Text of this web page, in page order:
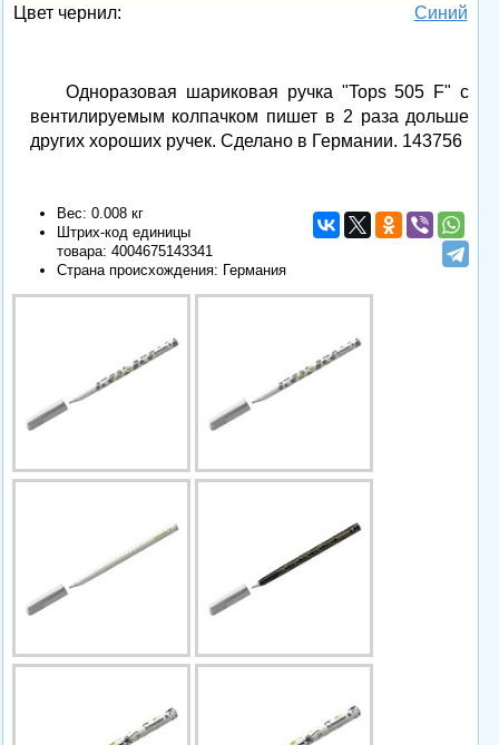
Цвет чернил:
Синий
Одноразовая шариковая ручка "Tops 505 F" с
вентилируемым колпачком пишет в 2 раза дольше
других хороших ручек. Сделано в Германии. 143756
Вес: 0.008 кг
Штрих-код единицы
товара: 4004675143341
Страна происхождения: Германия